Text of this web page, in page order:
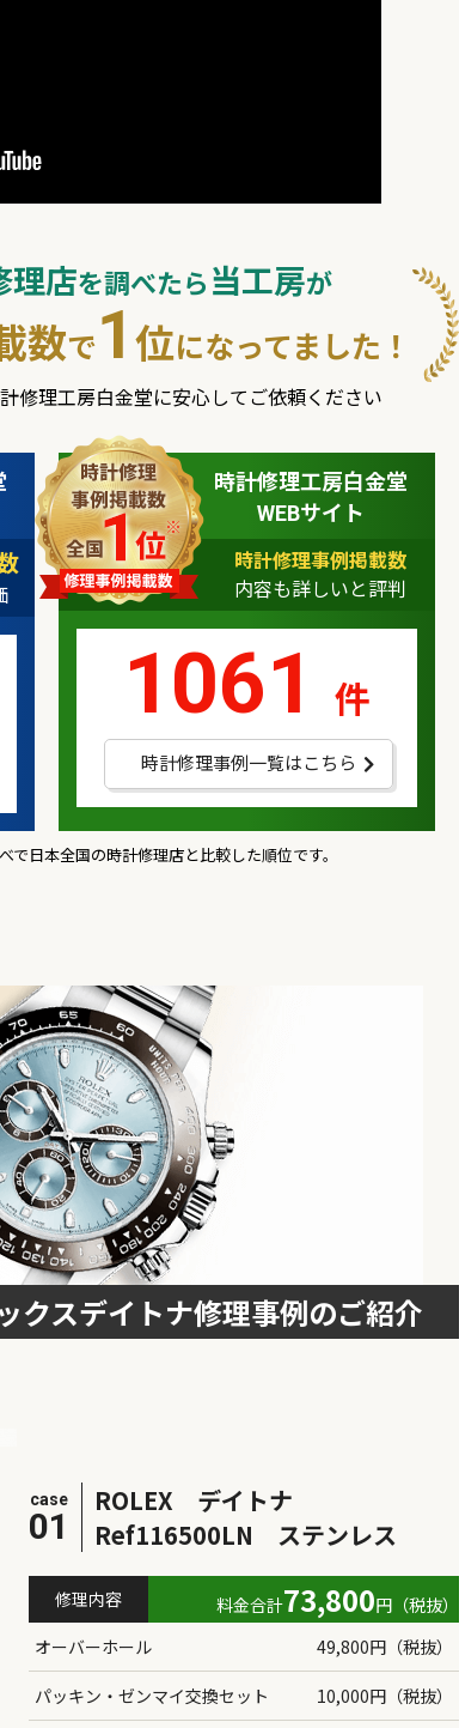
理店を調べたら 当工房が
数で1 位になってました！
修理工房白金堂に安心してご依頼ください
時計修理工房白金堂
WEBサイト
時計修理事例掲載数
内容も詳しいと評判
1061 件
時計修理事例一覧はこちら
日本全国の時計修理店と比較した順位です。
クスデイトナ修理事例のご紹介
case
01
ROLEX デイトナ
Ref116500LN ステンレス
修理内容 料金合計73,800円（税抜）
オーバーホール
49,800円（税抜）
パッキン・ゼンマイ交換セット 10,000円（税抜）